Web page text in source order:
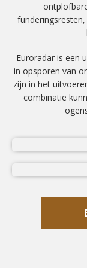
Euroradar is een
in opsporen van
zijn in het
combinatie